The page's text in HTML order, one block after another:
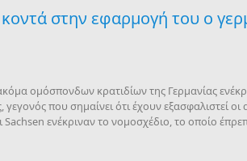
στην εφαρμογή του ο
ομόσπονδων κρατιδίων της Γερμανίας
γεγονός που σημαίνει ότι έχουν εξασφαλιστεί
ενέκριναν το νομοσχέδιο, το οποίο